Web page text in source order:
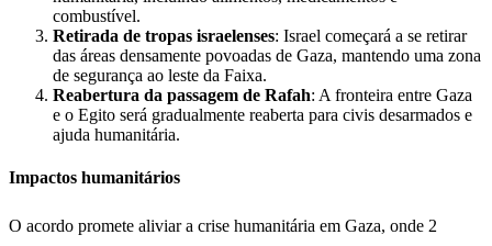
combustível.
Retirada de tropas israelenses: Israel começará a se retirar
das áreas densamente povoadas de Gaza, mantendo uma zona
de segurança ao leste da Faixa.
Reabertura da passagem de Rafah: A fronteira entre Gaza
e o Egito será gradualmente reaberta para civis desarmados e
ajuda humanitária.
Impactos humanitários
O acordo promete aliviar a crise humanitária em Gaza, onde 2